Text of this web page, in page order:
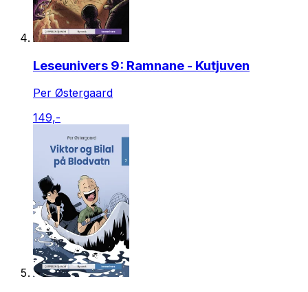
Leseunivers 9: Ramnane - Kutjuven
Per Østergaard
149,-